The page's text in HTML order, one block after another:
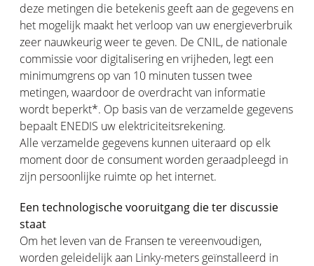
deze metingen die betekenis geeft aan de gegevens en
het mogelijk maakt het verloop van uw energieverbruik
zeer nauwkeurig weer te geven. De CNIL, de nationale
commissie voor digitalisering en vrijheden, legt een
minimumgrens op van 10 minuten tussen twee
metingen, waardoor de overdracht van informatie
wordt beperkt*. Op basis van de verzamelde gegevens
bepaalt ENEDIS uw elektriciteitsrekening.
Alle verzamelde gegevens kunnen uiteraard op elk
moment door de consument worden geraadpleegd in
zijn persoonlijke ruimte op het internet.
Een technologische vooruitgang die ter discussie
staat
Om het leven van de Fransen te vereenvoudigen,
worden geleidelijk aan Linky-meters geïnstalleerd in